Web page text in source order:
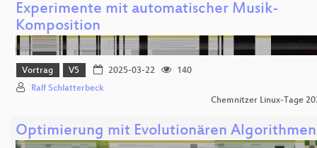
Experimente mit automatischer Musik-
Komposition
Vortrag V5 2025-03-22
140
Ralf Schlatterbeck
Chemnitzer Linux-Tage
Optimierung mit Evolutionären Algorithmen